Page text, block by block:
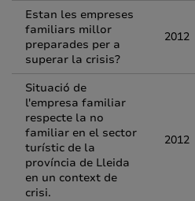
Estan les empreses
familiars millor
preparades per a
superar la crisis?
2012
Situació de
l'empresa familiar
respecte la no
familiar en el sector
turístic de la
província de Lleida
en un context de
crisi.
2012